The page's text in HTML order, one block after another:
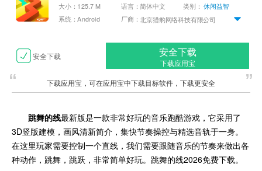
大小：125.7 M 语言：简体中文 类别：休闲益智
系统：Android
厂商：北京猎豹网络科技有限公司
安全下载 安全下载
下载应用宝
下载应用宝，可在应用宝中下载目标软件，下载更安全
跳舞的线最新版是一款非常好玩的音乐跑酷游戏，它采用了
3D竖版建模，画风清新简介，集快节奏操控与精选音轨于一身。
在这里玩家需要控制一个直线，我们需要跟随音乐的节奏来做出各
种动作，跳舞，跳跃，非常简单好玩。跳舞的线2026免费下载。